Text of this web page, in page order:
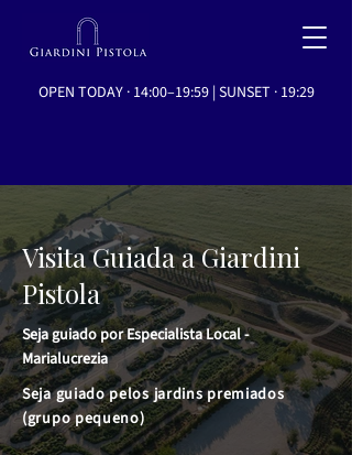
OPEN TODAY · 14:00–19:59 | SUNSET · 19:29
Visita Guiada a Giardini
Pistola
Seja guiado por Especialista Local -
Marialucrezia
Seja guiado pelos jardins premiados
(grupo pequeno)